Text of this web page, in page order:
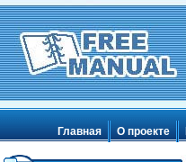
Главная О проекте